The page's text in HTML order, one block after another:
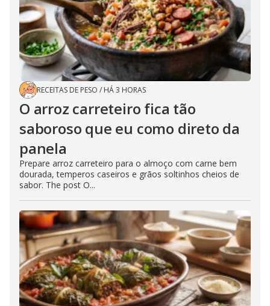
RECEITAS DE PESO / HÁ 3 HORAS
O arroz carreteiro fica tão
saboroso que eu como direto da
panela
Prepare arroz carreteiro para o almoço com carne bem
dourada, temperos caseiros e grãos soltinhos cheios de
sabor. The post O...